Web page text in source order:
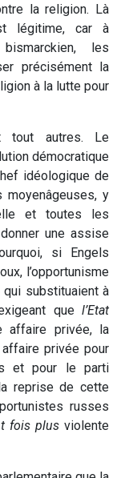
la religion. Là
légitime, car à
les
précisément la
à la lutte pour
tout autres. Le
démocratique
idéologique de
y
et toutes les
une assise
si Engels
l’opportunisme
qui substituaient à
que l’Etat
affaire privée, la
privée pour
et pour le parti
reprise de cette
russes
fois plus violente